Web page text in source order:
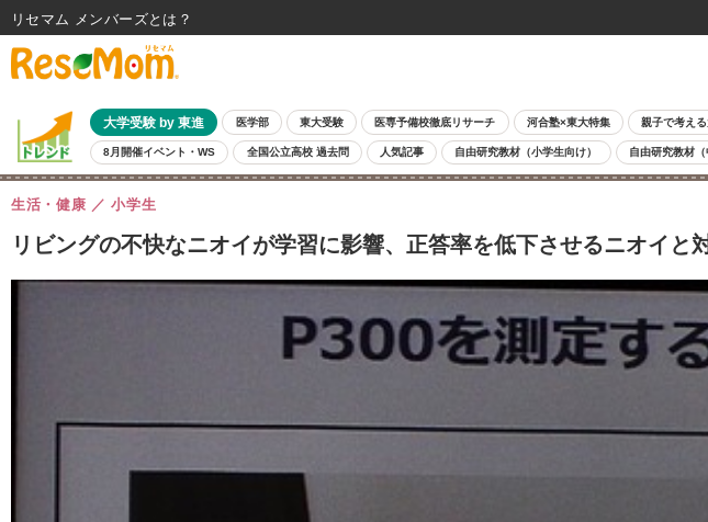
大学受験 by 東進 医学部 東大受験 医専予備校徹底リサーチ 河合塾×東大特集 親子で考え
8月開催イベント・WS 全国公立高校 過去問 人気記事 自由研究教材（小学生向け） 自由研究教材（
リビングの不快なニオイが学習に影響、正答率を低下させるニオイと
生活・健康 小学生
リセマム メンバーズ